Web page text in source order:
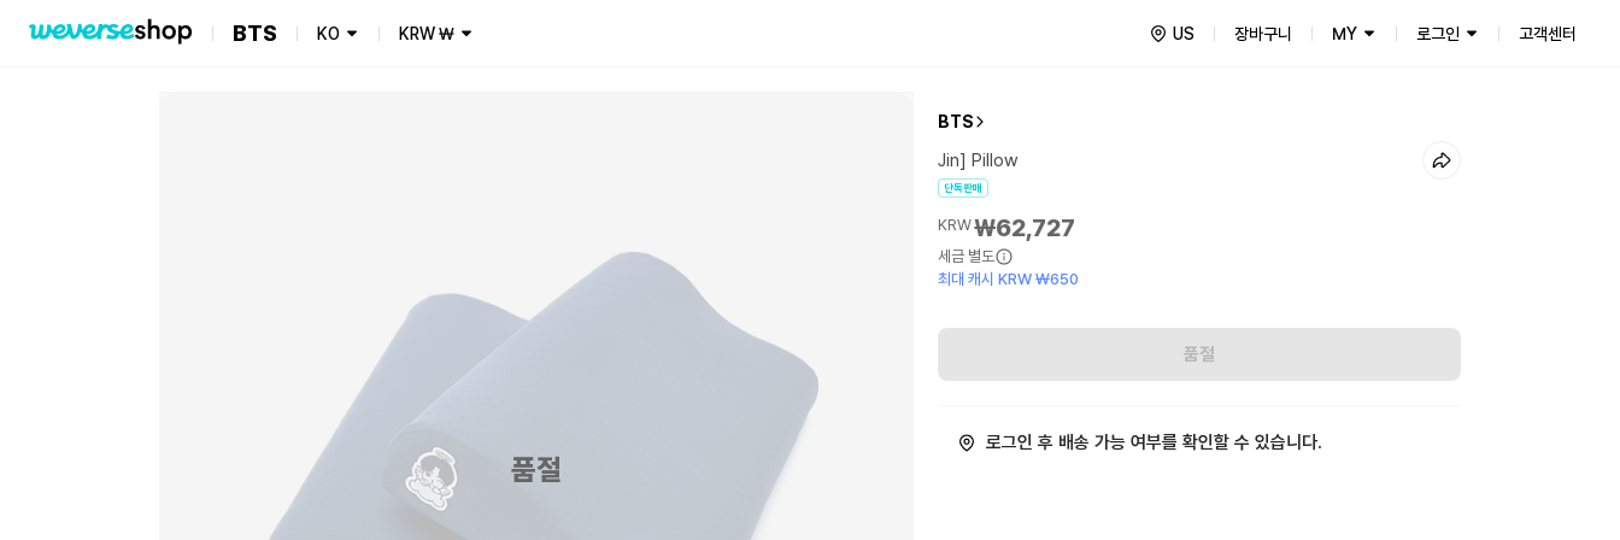
BTS KO KRW₩ US 장바구니 MY 로그인 고객센터
품절
BTS
Jin] Pillow
단독판매
KRW₩62,727
세금 별도
최대 캐시 KRW ₩650
품절
로그인 후 배송 가능 여부를 확인할 수 있습니다.